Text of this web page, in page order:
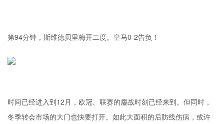
第94分钟，斯维德贝里梅开二度。皇马0-2告负！
时间已经进入到12月，欧冠、联赛的鏖战时刻已经来到。但同时，
冬季转会市场的大门也快要打开。如此大面积的后防线伤病，或许